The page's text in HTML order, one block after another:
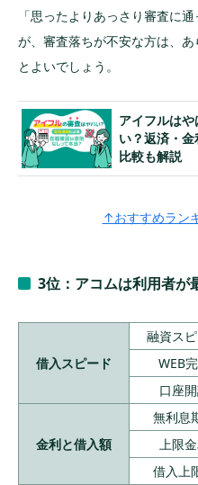
「思ったよりあっさり審査に
が、審査落ちが不安な方は、
とよいでしょう。
アイフルは
い？返済・
比較も解説
↑おすすめラン
3位：アコムは利用者が
借入スピード
融資ス
WEB
口座
金利と借入額
無利息
上限
借入上